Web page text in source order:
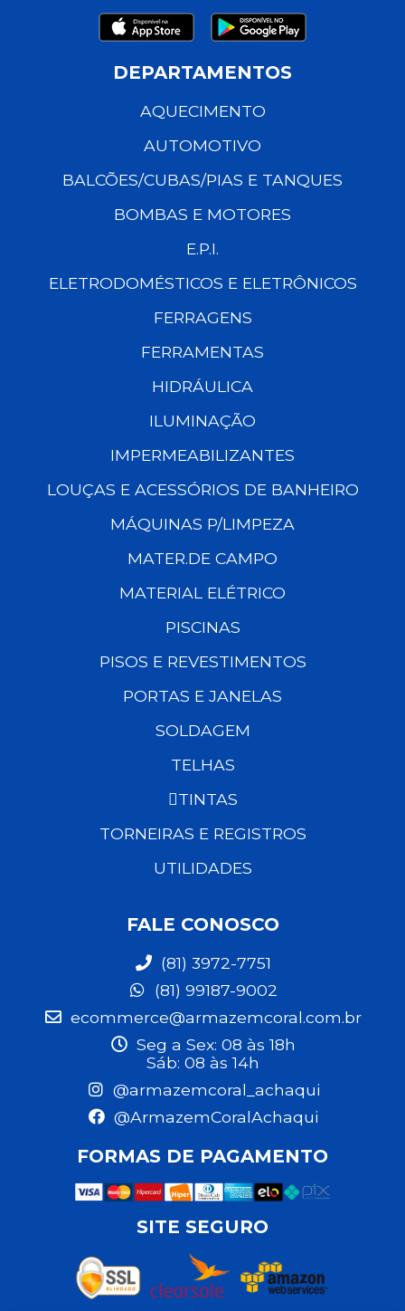
DEPARTAMENTOS
AQUECIMENTO
AUTOMOTIVO
BALCÕES/CUBAS/PIAS E TANQUES
BOMBAS E MOTORES
E.P.I.
ELETRODOMÉSTICOS E ELETRÔNICOS
FERRAGENS
FERRAMENTAS
HIDRÁULICA
ILUMINAÇÃO
IMPERMEABILIZANTES
LOUÇAS E ACESSÓRIOS DE BANHEIRO
MÁQUINAS P/LIMPEZA
MATER.DE CAMPO
MATERIAL ELÉTRICO
PISCINAS
PISOS E REVESTIMENTOS
PORTAS E JANELAS
SOLDAGEM
TELHAS
TINTAS
TORNEIRAS E REGISTROS
UTILIDADES
FALE CONOSCO
(81) 3972-7751
(81) 99187-9002
ecommerce@armazemcoral.com.br
Seg a Sex: 08 às 18h
Sáb: 08 às 14h
@armazemcoral_achaqui
@ArmazemCoralAchaqui
FORMAS DE PAGAMENTO
SITE SEGURO